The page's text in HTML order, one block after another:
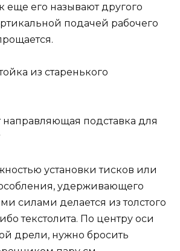
еще его называют другого
подачей рабочего
из старенького
направляющая подставка для
установки тисков или
удерживающего
силами делается из толстого
текстолита. По центру оси
дрели, нужно бросить